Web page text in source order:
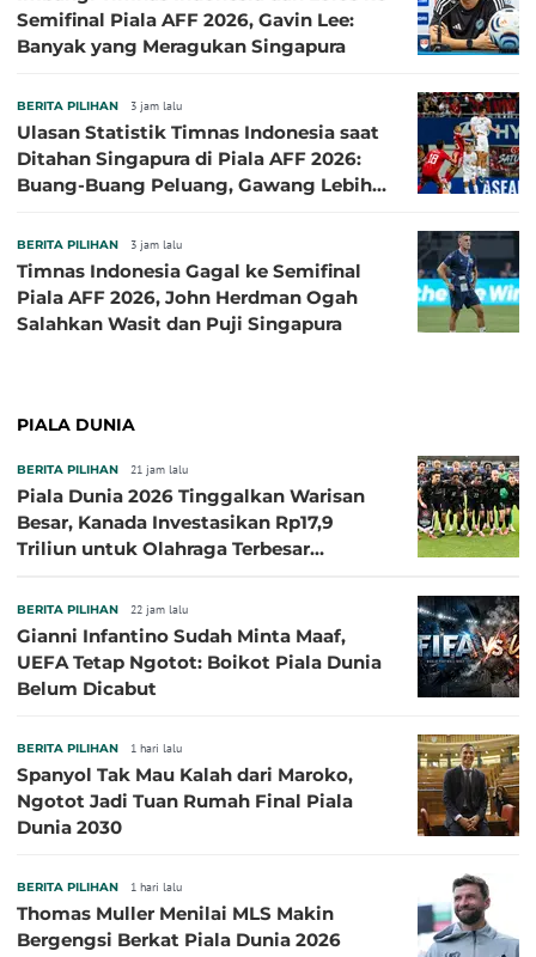
Semifinal Piala AFF 2026, Gavin Lee:
Banyak yang Meragukan Singapura
BERITA PILIHAN 3 jam lalu
Ulasan Statistik Timnas Indonesia saat
Ditahan Singapura di Piala AFF 2026:
Buang-Buang Peluang, Gawang Lebih
BERITA PILIHAN 3 jam lalu
Timnas Indonesia Gagal ke Semifinal
Piala AFF 2026, John Herdman Ogah
Salahkan Wasit dan Puji Singapura
PIALA DUNIA
BERITA PILIHAN 21 jam lalu
Piala Dunia 2026 Tinggalkan Warisan
Besar, Kanada Investasikan Rp17,9
Triliun untuk Olahraga Terbesar
BERITA PILIHAN 22 jam lalu
Gianni Infantino Sudah Minta Maaf,
UEFA Tetap Ngotot: Boikot Piala Dunia
Belum Dicabut
BERITA PILIHAN 1 hari lalu
Spanyol Tak Mau Kalah dari Maroko,
Ngotot Jadi Tuan Rumah Final Piala
Dunia 2030
BERITA PILIHAN 1 hari lalu
Thomas Muller Menilai MLS Makin
Bergengsi Berkat Piala Dunia 2026